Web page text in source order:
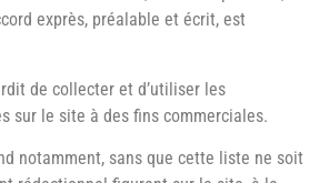
exprès, préalable et écrit, est
de collecter et d’utiliser les
sur le site à des fins commerciales.
notamment, sans que cette liste ne soit